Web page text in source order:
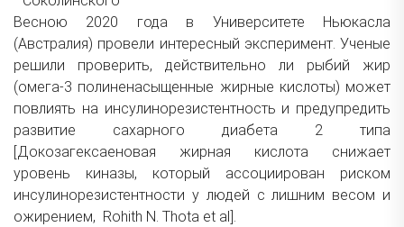
Весною 2020 года в Университете Ньюкасла
(Австралия) провели интересный эксперимент. Ученые
решили проверить, действительно ли рыбий жир
(омега-3 полиненасыщенные жирные кислоты) может
повлиять на инсулинорезистентность и предупредить
развитие сахарного диабета 2 типа
[Докозагексаеновая жирная кислота снижает
уровень киназы, который ассоциирован риском
инсулинорезистентности у людей с лишним весом и
ожирением, Rohith N. Thota et al].